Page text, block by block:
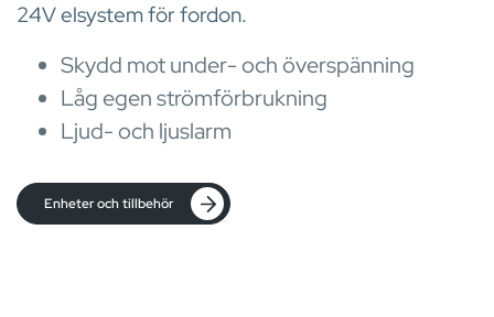
24V elsystem för fordon.
Skydd mot under- och överspänning
Låg egen strömförbrukning
Ljud- och ljuslarm
Enheter och tillbehör